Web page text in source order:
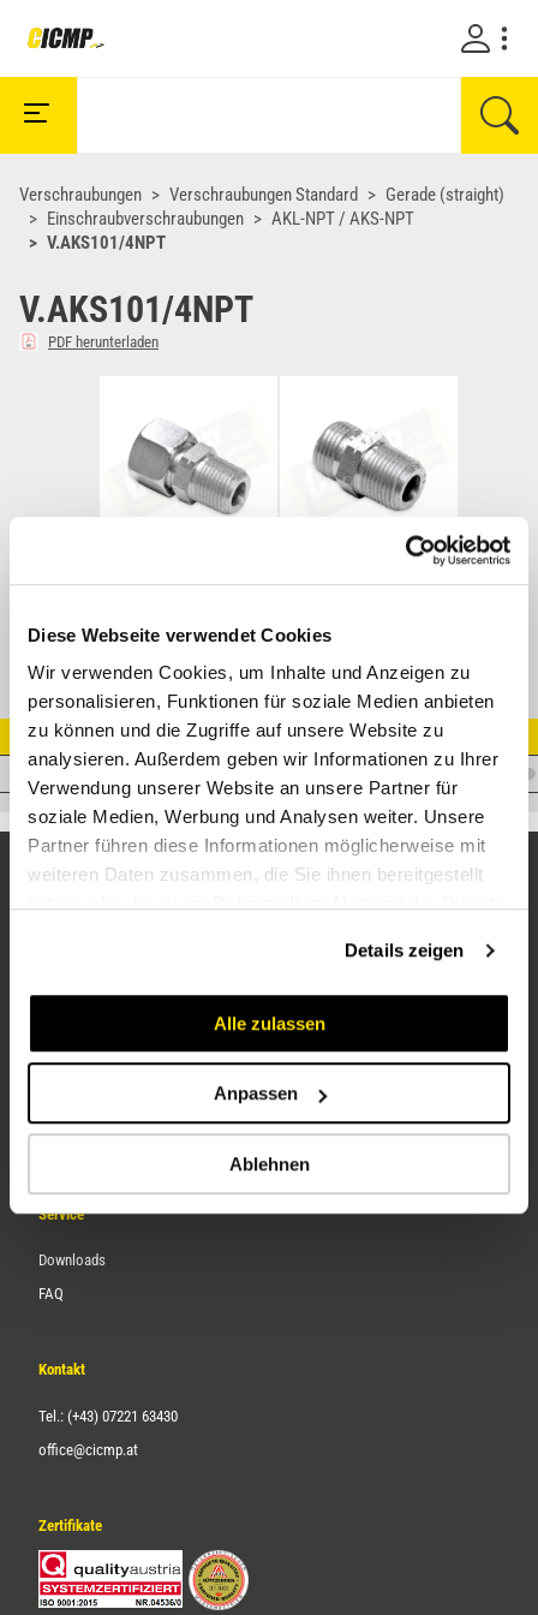
Diese Webseite verwendet Cookies
Wir verwenden Cookies, um Inhalte und Anzeigen zu
personalisieren, Funktionen für soziale Medien anbieten
zu können und die Zugriffe auf unsere Website zu
analysieren. Außerdem geben wir Informationen zu Ihrer
Verwendung unserer Website an unsere Partner für
soziale Medien, Werbung und Analysen weiter. Unsere
Partner führen diese Informationen möglicherweise mit
weiteren Daten zusammen, die Sie ihnen bereitgestellt
Details zeigen
Alle zulassen
Anpassen
Ablehnen
Verschraubungen Verschraubungen Standard
Gerade (straight)
Einschraubverschraubungen
AKL-NPT / AKS-NPT
V.AKS101/4NPT
V.AKS101/4NPT
PDF herunterladen
GE-NPT Gerade Einschraubverschr.
Artikel Nr.
V.AKS101/4NPT
Unternehmen
Karriere
Service
Downloads
FAQ
Kontakt
Tel.: (+43) 07221 63430
office@cicmp.at
Zertifikate